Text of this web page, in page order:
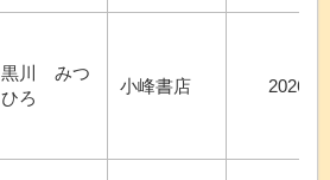
黒川 みつ
ひろ
小峰書店 2026.6